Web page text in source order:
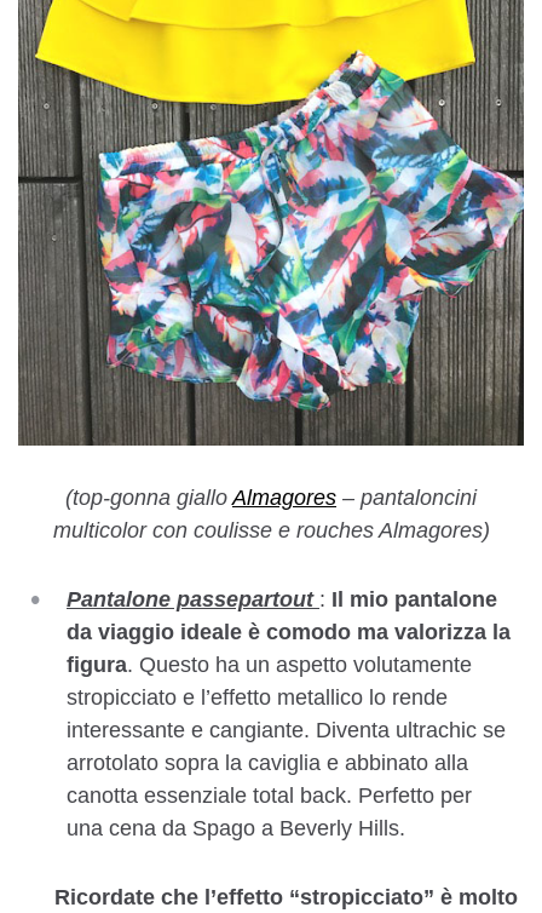
(top-gonna gialloAlmagores – pantaloncini
multicolor con coulisse e rouches Almagores)
Pantalone passepartout : Il mio pantalone
da viaggio ideale è comodo ma valorizza la
figura. Questo ha un aspetto volutamente
stropicciato e l’effetto metallico lo rende
interessante e cangiante. Diventa ultrachic se
arrotolato sopra la caviglia e abbinato alla
canotta essenziale total back. Perfetto per
una cena da Spago a Beverly Hills.
Ricordate che l’effetto “stropicciato” è molto